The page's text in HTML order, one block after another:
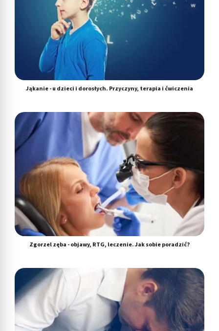
Jąkanie - u dzieci i dorosłych. Przyczyny, terapia i ćwiczenia
Zgorzel zęba - objawy, RTG, leczenie. Jak sobie poradzić?